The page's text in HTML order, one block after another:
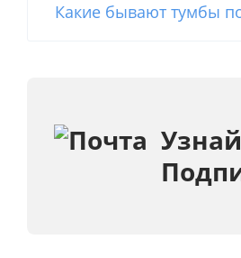
Какие бывают тумбы